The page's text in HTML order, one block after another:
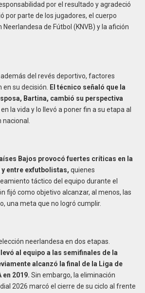
por el resultado y agradeció
por parte de los jugadores, el cuerpo
Neerlandesa de Fútbol (KNVB) y la afición
del revés deportivo, factores
en su decisión. El técnico señaló que la
Bartina, cambió su perspectiva
la vida y lo llevó a poner fin a su etapa al
nacional.
Bajos provocó fuertes críticas en la
entre exfutbolistas, quienes
táctico del equipo durante el
fijó como objetivo alcanzar, al menos, las
una meta que no logró cumplir.
neerlandesa en dos etapas.
al equipo a las semifinales de la
alcanzó la final de la Liga de
en 2019. Sin embargo, la eliminación
2026 marcó el cierre de su ciclo al frente